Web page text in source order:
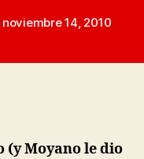
noviembre 14, 2010
(y Moyano le dio